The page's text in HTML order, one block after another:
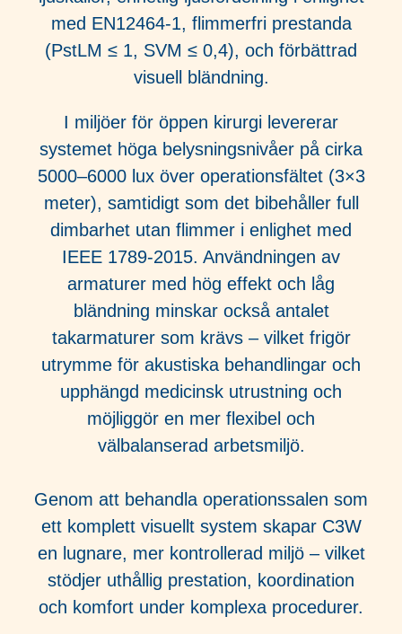
med EN12464-1, flimmerfri prestanda
(PstLM ≤ 1, SVM ≤ 0,4), och förbättrad
visuell bländning.
I miljöer för öppen kirurgi levererar
systemet höga belysningsnivåer på cirka
5000–6000 lux över operationsfältet (3×3
meter), samtidigt som det bibehåller full
dimbarhet utan flimmer i enlighet med
IEEE 1789-2015. Användningen av
armaturer med hög effekt och låg
bländning minskar också antalet
takarmaturer som krävs – vilket frigör
utrymme för akustiska behandlingar och
upphängd medicinsk utrustning och
möjliggör en mer flexibel och
välbalanserad arbetsmiljö.
Genom att behandla operationssalen som
ett komplett visuellt system skapar C3W
en lugnare, mer kontrollerad miljö – vilket
stödjer uthållig prestation, koordination
och komfort under komplexa procedurer.